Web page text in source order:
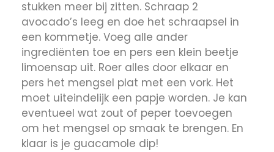
stukken meer bij zitten. Schraap 2
avocado’s leeg en doe het schraapsel in
een kommetje. Voeg alle ander
ingrediënten toe en pers een klein beetje
limoensap uit. Roer alles door elkaar en
pers het mengsel plat met een vork. Het
moet uiteindelijk een papje worden. Je kan
eventueel wat zout of peper toevoegen
om het mengsel op smaak te brengen. En
klaar is je guacamole dip!